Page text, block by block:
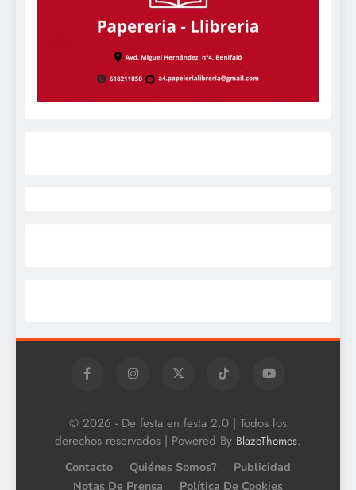
© 2026 - De festa en festa 2.0 | Todos los
derechos reservados | Powered By BlazeThemes.
Contacto Quiénes Somos?
Publicidad
Notas De Prensa
Política De Cookies